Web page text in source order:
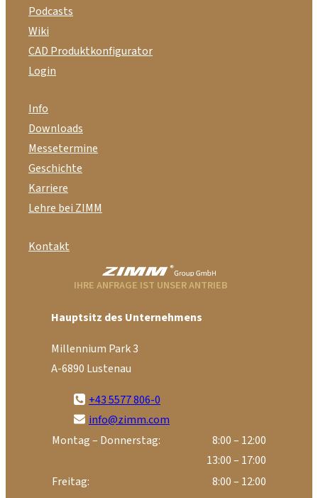
Podcasts
Wiki
CAD Produktkonfigurator
Login
Info
Downloads
Messetermine
Geschichte
Karriere
Lehre bei ZIMM
Kontakt
IHRE ANFRAGE IST UNSER ANTRIEB
Hauptsitz des Unternehmens
Millennium Park 3
A-6890 Lustenau
+43 5577 806-0
info@zimm.com
Montag – Donnerstag:
8:00 – 12:00
13:00 – 17:00
Freitag:
8:00 – 12:00